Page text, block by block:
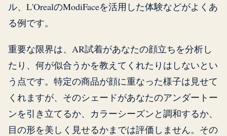
ル、L'OrealのModiFaceを活用した体験などがよくあ
る例です。
重要な限界は、AR試着があなたの顔立ちを分析し
たり、何が似合うかを教えてくれたりはしないとい
う点です。特定の商品が顔に重なった様子は見せて
くれますが、そのシェードがあなたのアンダートー
ンを引き立てるか、カラーシーズンと調和するか、
目の形を美しく見せるかまでは評価しません。その